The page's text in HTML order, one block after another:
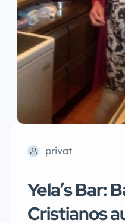
privat
Yela’s Bar:
Cristianos